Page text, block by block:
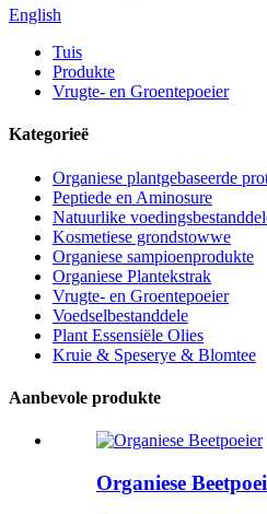
English
Tuis
Produkte
Vrugte- en Groentepoeier
Kategorieë
Organiese plantgebaseerde
Peptiede en Aminosure
Natuurlike
Kosmetiese grondstowwe
Organiese sampioenprodukte
Organiese Plantekstrak
Vrugte- en Groentepoeier
Voedselbestanddele
Plant Essensiële Olies
Kruie & Speserye & Blomtee
Aanbevole produkte
Organiese